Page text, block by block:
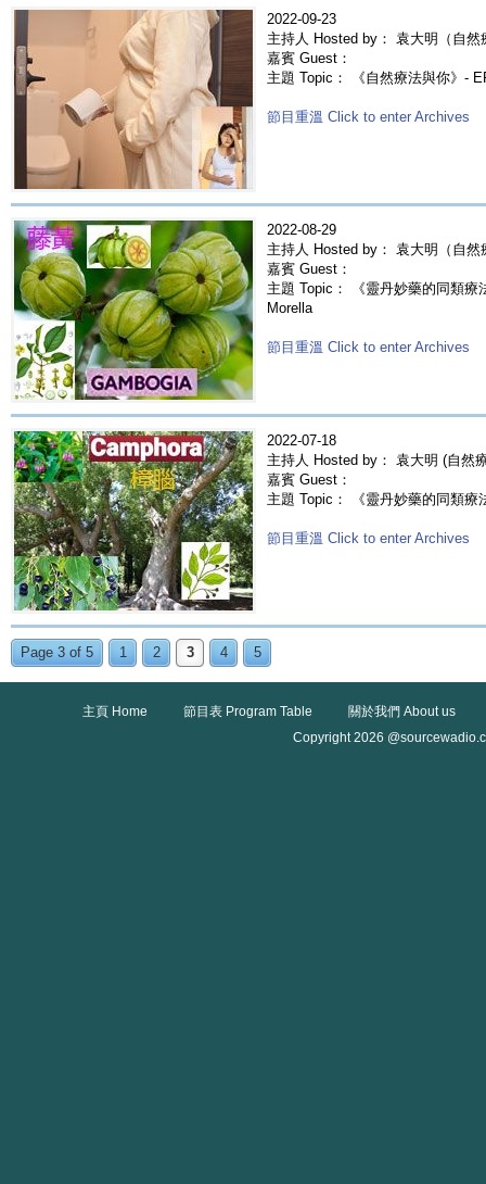
2022-09-23
主持人 Hosted by： 袁大明（自然
嘉賓 Guest：
主題 Topic： 《自然療法與你》-
節目重溫 Click to enter Archives
2022-08-29
主持人 Hosted by： 袁大明（自然
嘉賓 Guest：
主題 Topic： 《靈丹妙藥的同類療
Morella
節目重溫 Click to enter Archives
2022-07-18
主持人 Hosted by： 袁大明 (自然
嘉賓 Guest：
主題 Topic： 《靈丹妙藥的同類療
節目重溫 Click to enter Archives
Page 3 of 5 1 2 3 4 5
主頁 Home 節目表 Program Table
關於我們 About us
Copyright 2026